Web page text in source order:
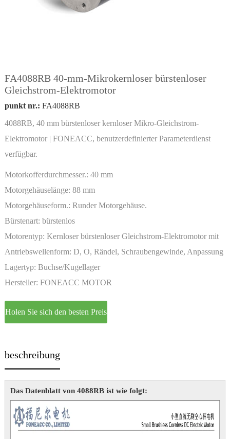
FA4088RB 40-mm-Mikrokernloser bürstenloser
Gleichstrom-Elektromotor
punkt nr.: FA4088RB
4088RB, 40 mm bürstenloser kernloser Mikro-Gleichstrom-
Elektromotor | FONEACC, benutzerdefinierter Parameterdienst
verfügbar.
Motorkofferdurchmesser.: 40 mm
Motorgehäuselänge: 88 mm
Motorgehäuseform.: Runder Motorgehäuse.
Bürstenart: bürstenlos
Motorentyp: Kernloser bürstenloser Gleichstrom-Elektromotor mit
Permanentmagnet
Antriebswellenform: D, O, Rändel, Schraubengewinde, Anpassung
Lagertyp: Buchse/Kugellager
Hersteller: FONEACC MOTOR
Holen Sie sich den besten Preis
beschreibung
Das Datenblatt von 4088RB ist wie folgt: